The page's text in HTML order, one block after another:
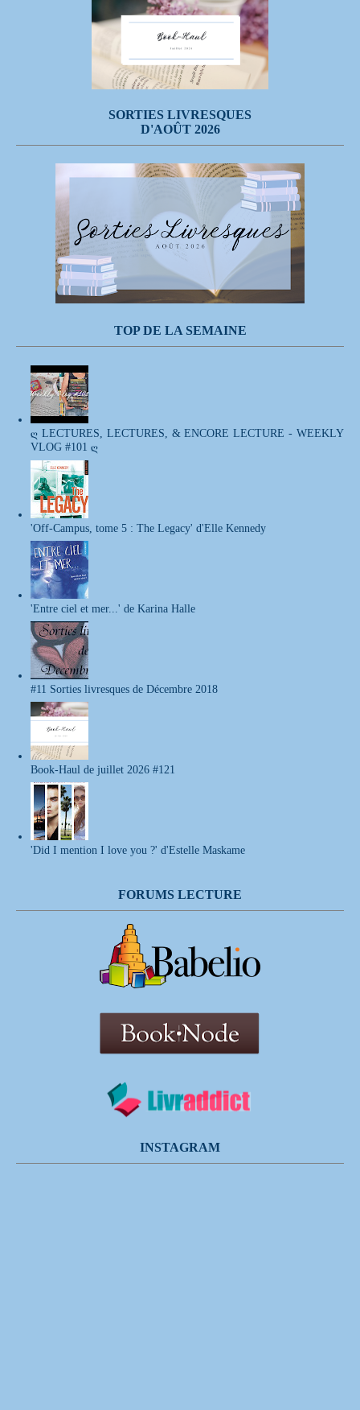
SORTIES LIVRESQUES
D'AOÛT 2026
TOP DE LA SEMAINE
ღ LECTURES, LECTURES, & ENCORE LECTURE - WEEKLY
VLOG #101 ღ
'Off-Campus, tome 5 : The Legacy' d'Elle Kennedy
'Entre ciel et mer...' de Karina Halle
#11 Sorties livresques de Décembre 2018
Book-Haul de juillet 2026 #121
'Did I mention I love you ?' d'Estelle Maskame
FORUMS LECTURE
INSTAGRAM